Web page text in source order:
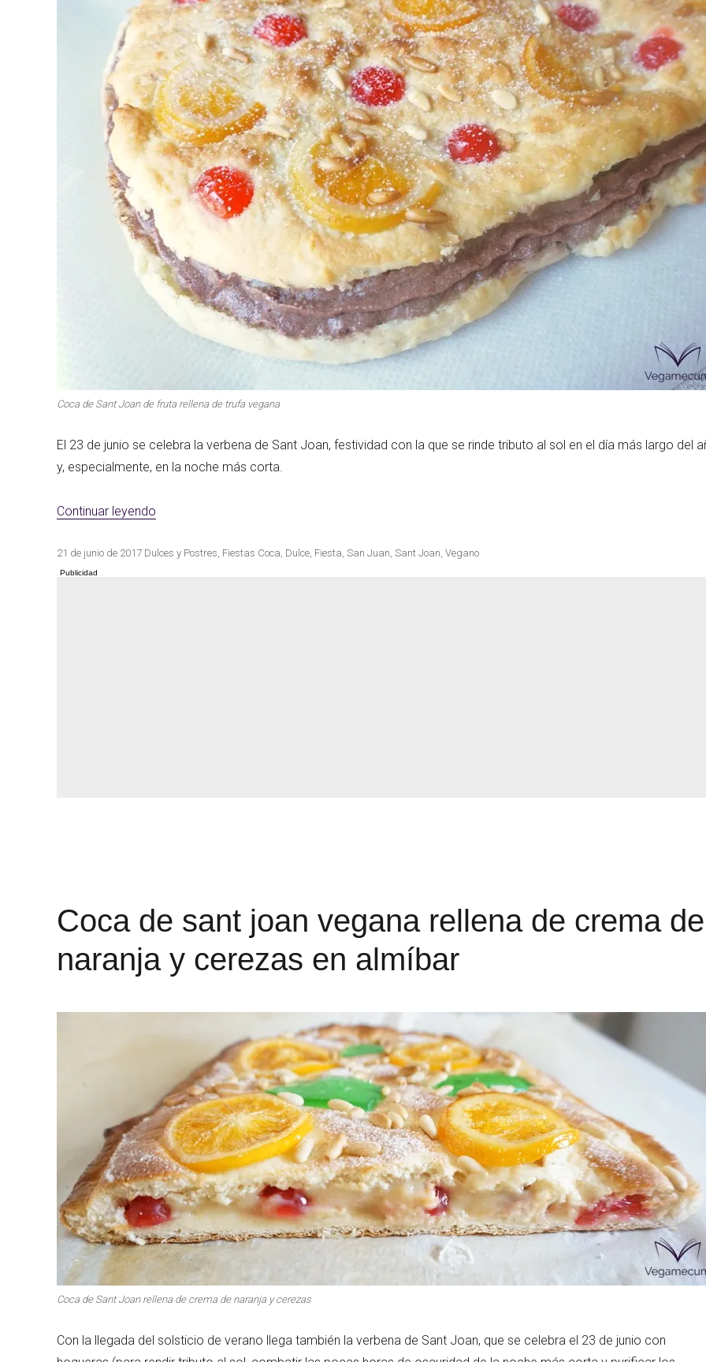
Coca de Sant Joan de fruta rellena de trufa vegana
El 23 de junio se celebra la verbena de Sant Joan, festividad con la que se rinde tributo al sol en el día más largo del
y, especialmente, en la noche más corta.
Continuar leyendo
Publicado
el
21 de junio de 2017 Categorías
Dulces y Postres, Fiestas Etiquetas
Coca, Dulce, Fiesta, San Juan, Sant Joan, Vegano
Coca de sant joan vegana rellena de crema de
naranja y cerezas en almíbar
Coca de Sant Joan rellena de crema de naranja y cerezas
Con la llegada del solsticio de verano llega también la verbena de Sant Joan, que se celebra el 23 de junio con